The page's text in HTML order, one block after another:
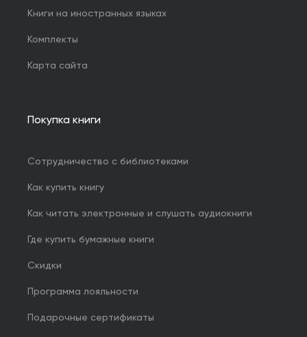
Книги на иностранных языках
Комплекты
Карта сайта
Покупка книги
Сотрудничество с библиотеками
Как купить книгу
Как читать электронные и слушать аудиокниги
Где купить бумажные книги
Скидки
Программа лояльности
Подарочные сертификаты